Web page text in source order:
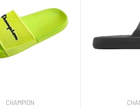
CHAMPION